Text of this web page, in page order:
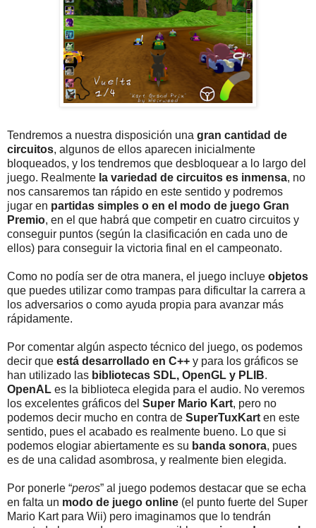
Tendremos a nuestra disposición una gran cantidad de
circuitos, algunos de ellos aparecen inicialmente
bloqueados, y los tendremos que desbloquear a lo largo del
juego. Realmente la variedad de circuitos es inmensa, no
nos cansaremos tan rápido en este sentido y podremos
jugar en partidas simples o en el modo de juego Gran
Premio, en el que habrá que competir en cuatro circuitos y
conseguir puntos (según la clasificación en cada uno de
ellos) para conseguir la victoria final en el campeonato.
Como no podía ser de otra manera, el juego incluye objetos
que puedes utilizar como trampas para dificultar la carrera a
los adversarios o como ayuda propia para avanzar más
rápidamente.
Por comentar algún aspecto técnico del juego, os podemos
decir que está desarrollado en C++ y para los gráficos se
han utilizado las bibliotecas SDL, OpenGL y PLIB.
OpenAL es la biblioteca elegida para el audio. No veremos
los excelentes gráficos del Super Mario Kart, pero no
podemos decir mucho en contra de SuperTuxKart en este
sentido, pues el acabado es realmente bueno. Lo que si
podemos elogiar abiertamente es su banda sonora, pues
es de una calidad asombrosa, y realmente bien elegida.
Por ponerle “peros” al juego podemos destacar que se echa
en falta un modo de juego online (el punto fuerte del Super
Mario Kart para Wii) pero imaginamos que lo tendrán